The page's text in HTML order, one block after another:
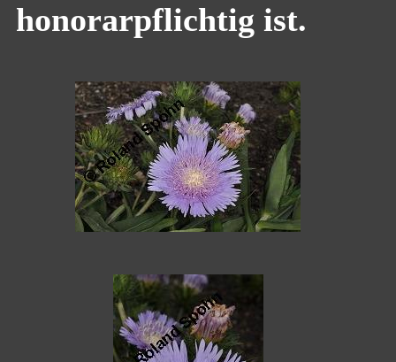
honorarpflichtig ist.